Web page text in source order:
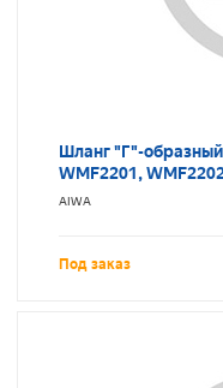
Шланг "Г"-
WMF2201,
AIWA
Под заказ